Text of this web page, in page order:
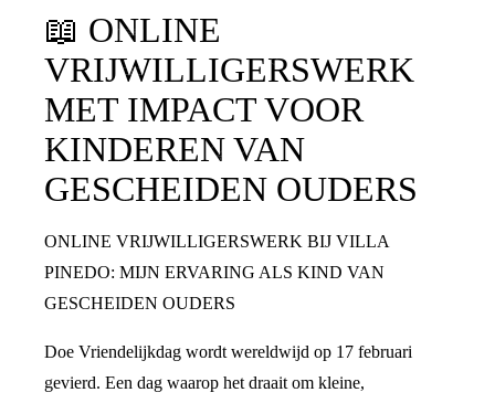
📖 ONLINE
VRIJWILLIGERSWERK
MET IMPACT VOOR
KINDEREN VAN
GESCHEIDEN OUDERS
ONLINE VRIJWILLIGERSWERK BIJ VILLA
PINEDO: MIJN ERVARING ALS KIND VAN
GESCHEIDEN OUDERS
Doe Vriendelijkdag wordt wereldwijd op 17 februari
gevierd. Een dag waarop het draait om kleine,